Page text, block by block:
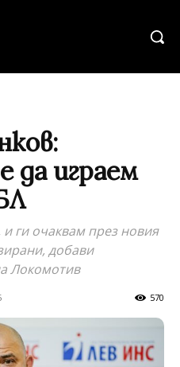
да играем
ги очаквам през новия
добави
Локомотив
570